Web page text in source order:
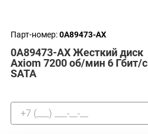
Парт-номер:0A89473-AX
0A89473-AX Жесткий диск
Axiom 7200 об/мин 6 Гбит/с
SATA